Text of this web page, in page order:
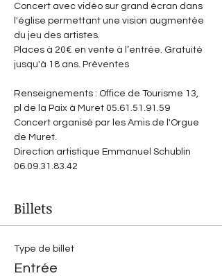
Concert avec vidéo sur grand écran dans
l'église permettant une vision augmentée
du jeu des artistes.
Places à 20€ en vente à l’entrée. Gratuité
jusqu'à 18 ans. Préventes
Renseignements : Office de Tourisme 13,
pl de la Paix à Muret 05.61.51.91.59
Concert organisé par les Amis de l'Orgue
de Muret.
Direction artistique Emmanuel Schublin
06.09.31.83.42
Billets
Type de billet
Entrée